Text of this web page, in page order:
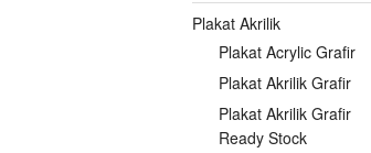
Plakat Akrilik
Plakat Acrylic Grafir
Plakat Akrilik Grafir
Plakat Akrilik Grafir
Ready Stock